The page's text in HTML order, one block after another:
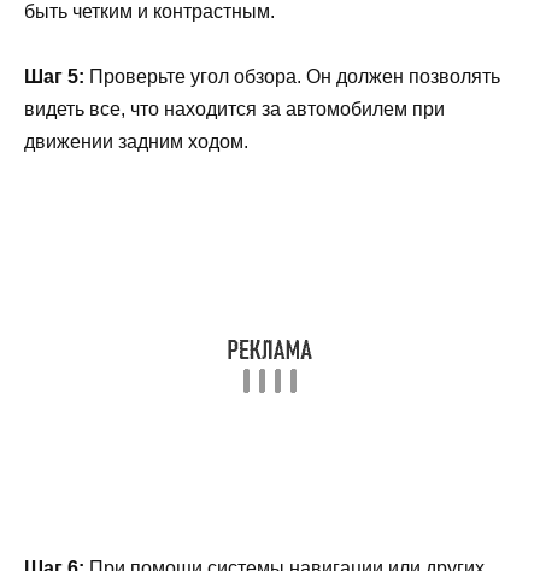
быть четким и контрастным.
Шаг 5: Проверьте угол обзора. Он должен позволять
видеть все, что находится за автомобилем при
движении задним ходом.